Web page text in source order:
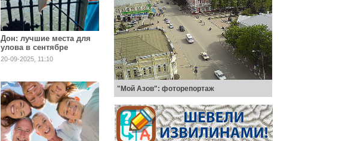
Дон: лучшие места для
улова в сентябре
20-09-2025, 11:10
"Мой Азов": фоторепортаж